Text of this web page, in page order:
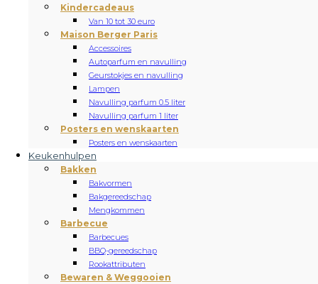
Kindercadeaus
Van 10 tot 30 euro
Maison Berger Paris
Accessoires
Autoparfum en navulling
Geurstokjes en navulling
Lampen
Navulling parfum 0.5 liter
Navulling parfum 1 liter
Posters en wenskaarten
Posters en wenskaarten
Keukenhulpen
Bakken
Bakvormen
Bakgereedschap
Mengkommen
Barbecue
Barbecues
BBQ-gereedschap
Rookattributen
Bewaren & Weggooien